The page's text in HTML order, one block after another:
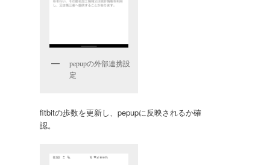
pepupの外部連携設
定
fitbitの歩数を更新し、pepupに反映されるか確
認。